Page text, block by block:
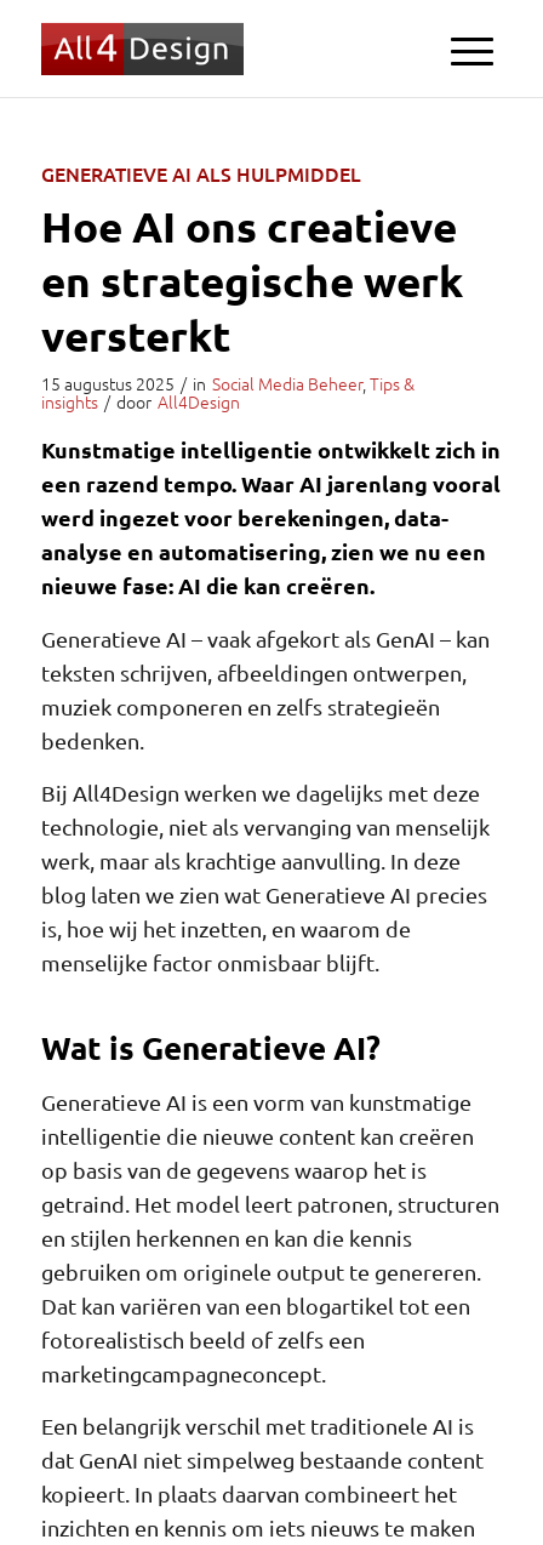
GENERATIEVE AI ALS HULPMIDDEL
Hoe AI ons creatieve
en strategische werk
versterkt
15 augustus 2025 / in Social Media Beheer,Tips &
insights / door All4Design
Kunstmatige intelligentie ontwikkelt zich in
een razend tempo. Waar AI jarenlang vooral
werd ingezet voor berekeningen, data-
analyse en automatisering, zien we nu een
nieuwe fase: AI die kan creëren.
Generatieve AI – vaak afgekort als GenAI – kan
teksten schrijven, afbeeldingen ontwerpen,
muziek componeren en zelfs strategieën
bedenken.
Bij All4Design werken we dagelijks met deze
technologie, niet als vervanging van menselijk
werk, maar als krachtige aanvulling. In deze
blog laten we zien wat Generatieve AI precies
is, hoe wij het inzetten, en waarom de
menselijke factor onmisbaar blijft.
Wat is Generatieve AI?
Generatieve AI is een vorm van kunstmatige
intelligentie die nieuwe content kan creëren
op basis van de gegevens waarop het is
getraind. Het model leert patronen, structuren
en stijlen herkennen en kan die kennis
gebruiken om originele output te genereren.
Dat kan variëren van een blogartikel tot een
fotorealistisch beeld of zelfs een
marketingcampagneconcept.
Een belangrijk verschil met traditionele AI is
dat GenAI niet simpelweg bestaande content
kopieert. In plaats daarvan combineert het
inzichten en kennis om iets nieuws te maken